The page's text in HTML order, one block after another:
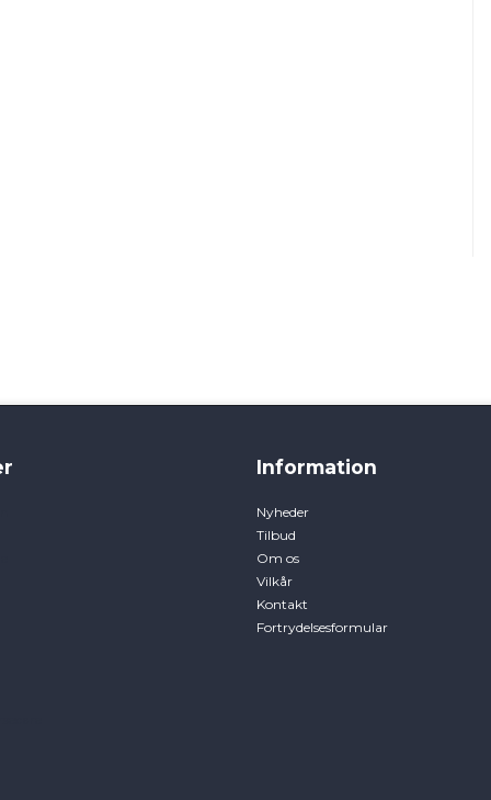
Information
Nyheder
Tilbud
Om os
Vilkår
Kontakt
Fortrydelsesformular